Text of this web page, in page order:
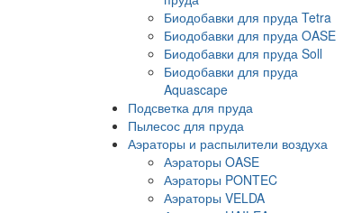
Биодобавки для пруда Tetra
Биодобавки для пруда OASE
Биодобавки для пруда Soll
Биодобавки для пруда
Aquascape
Подсветка для пруда
Пылесос для пруда
Аэраторы и распылители воздуха
Аэраторы OASE
Аэраторы PONTEC
Аэраторы VELDA